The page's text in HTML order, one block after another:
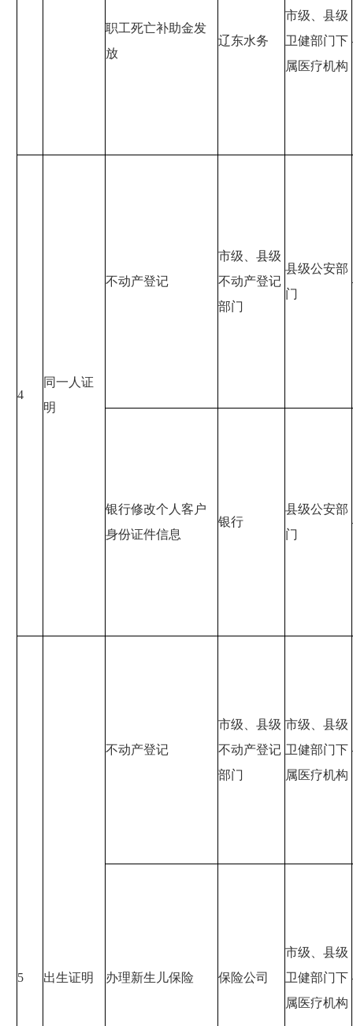
职工死亡补助金发
放
辽东水务
市级、县级
卫健部门下
属医疗机构
4
同一人证
明
不动产登记
市级、县级
不动产登记
部门
县级公安部
门
银行修改个人客户
身份证件信息
银行
县级公安部
门
5 出生证明
不动产登记
市级、县级
不动产登记
部门
市级、县级
卫健部门下
属医疗机构
办理新生儿保险 保险公司
市级、县级
卫健部门下
属医疗机构